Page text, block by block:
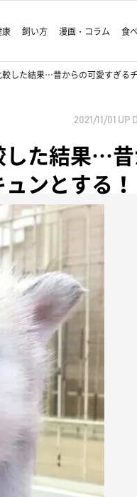
康 飼い方 漫画・コラム 食
した結果…昔からの可愛すぎる
2021/11/01 UP
した結果…
ンとする！